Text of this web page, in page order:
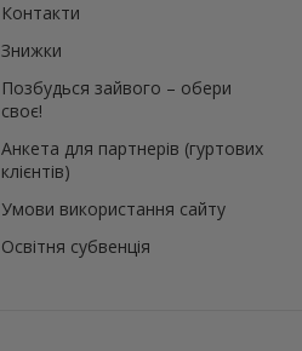
Контакти
Знижки
Позбудься зайвого – обери
своє!
Анкета для партнерів (гуртових
клієнтів)
Умови використання сайту
Освітня субвенція